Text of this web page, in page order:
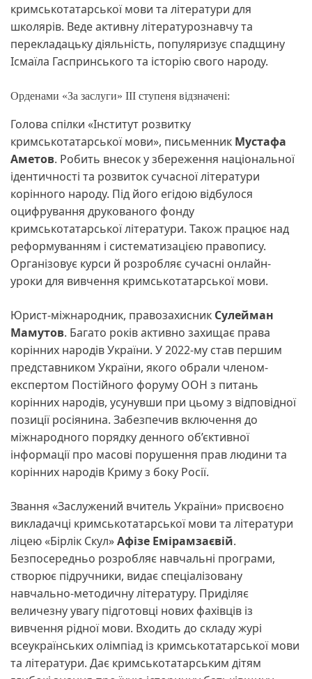
кримськотатарської мови та літератури для
школярів. Веде активну літературознавчу та
перекладацьку діяльність, популяризує спадщину
Ісмаїла Гаспринського та історію свого народу.
Орденами «За заслуги» ІІІ ступеня відзначені:
Голова спілки «Інститут розвитку
кримськотатарської мови», письменник Мустафа
Аметов. Робить внесок у збереження національної
ідентичності та розвиток сучасної літератури
корінного народу. Під його егідою відбулося
оцифрування друкованого фонду
кримськотатарської літератури. Також працює над
реформуванням і систематизацією правопису.
Організовує курси й розробляє сучасні онлайн-
уроки для вивчення кримськотатарської мови.
Юрист-міжнародник, правозахисник Сулейман
Мамутов. Багато років активно захищає права
корінних народів України. У 2022-му став першим
представником України, якого обрали членом-
експертом Постійного форуму ООН з питань
корінних народів, усунувши при цьому з відповідної
позиції росіянина. Забезпечив включення до
міжнародного порядку денного об’єктивної
інформації про масові порушення прав людини та
корінних народів Криму з боку Росії.
Звання «Заслужений вчитель України» присвоєно
викладачці кримськотатарської мови та літератури
ліцею «Бірлік Скул»Афізе Емірамзаєвій.
Безпосередньо розробляє навчальні програми,
створює підручники, видає спеціалізовану
навчально-методичну літературу. Приділяє
величезну увагу підготовці нових фахівців із
вивчення рідної мови. Входить до складу журі
всеукраїнських олімпіад із кримськотатарської мови
та літератури. Дає кримськотатарським дітям